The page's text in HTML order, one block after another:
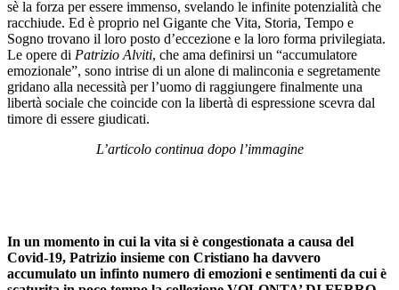
sè la forza per essere immenso, svelando le infinite potenzialità che
racchiude. Ed è proprio nel Gigante che Vita, Storia, Tempo e
Sogno trovano il loro posto d’eccezione e la loro forma privilegiata.
Le opere di Patrizio Alviti, che ama definirsi un “accumulatore
emozionale”, sono intrise di un alone di malinconia e segretamente
gridano alla necessità per l’uomo di raggiungere finalmente una
libertà sociale che coincide con la libertà di espressione scevra dal
timore di essere giudicati.
L’articolo continua dopo l’immagine
In un momento in cui la vita si è congestionata a causa del
Covid-19, Patrizio insieme con Cristiano ha davvero
accumulato un infinto numero di emozioni e sentimenti da cui è